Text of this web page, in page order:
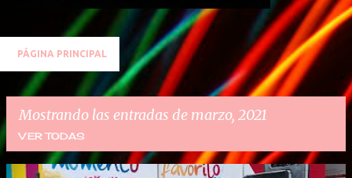
PÁGINA PRINCIPAL
Mostrando las entradas de marzo, 2021
VER TODAS